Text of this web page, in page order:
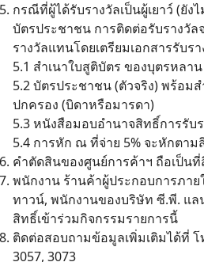
Search
for:
กรณีที่ผู้ได้รับรางวัลเป็นผู้เยาว์ (ยั
บัตรประชาชน การติดต่อรับรางวัล
รางวัลแทนโดยเตรียมเอกสารรับร
5.1 สำเนาใบสูติบัตร ของบุตรหลาน
5.2 บัตรประชาชน (ตัวจริง) พร้อม
ปกครอง (บิดาหรือมารดา)
5.3 หนังสือมอบอำนาจสิทธิ์การรับ
5.4 การหัก ณ ที่จ่าย 5% จะหักตา
คําตัดสินของศูนย์การค้าฯ ถือเป็น
พนักงาน ร้านค้าผู้ประกอบการภา
ทาวน์, พนักงานของบริษัท ซี.พี. แ
สิทธิ์เข้าร่วมกิจกรรมรายการนี้
ติดต่อสอบถามข้อมูลเพิ่มเติมได้ที่ โ
3057, 3073